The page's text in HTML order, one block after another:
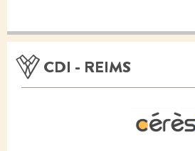
CDI - REIMS